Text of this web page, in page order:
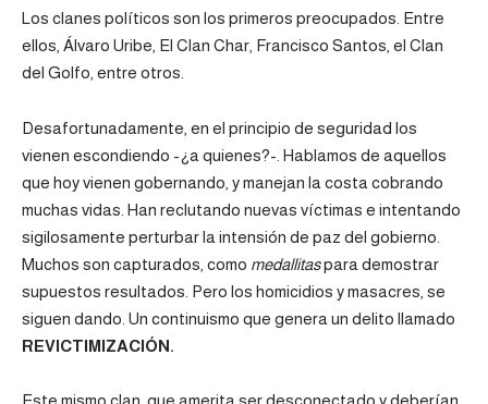
Los clanes políticos son los primeros preocupados. Entre
ellos, Álvaro Uribe, El Clan Char, Francisco Santos, el Clan
del Golfo, entre otros.
Desafortunadamente, en el principio de seguridad los
vienen escondiendo -¿a quienes?-. Hablamos de aquellos
que hoy vienen gobernando, y manejan la costa cobrando
muchas vidas. Han reclutando nuevas víctimas e intentando
sigilosamente perturbar la intensión de paz del gobierno.
Muchos son capturados, como medallitaspara demostrar
supuestos resultados. Pero los homicidios y masacres, se
siguen dando. Un continuismo que genera un delito llamado
REVICTIMIZACIÓN.